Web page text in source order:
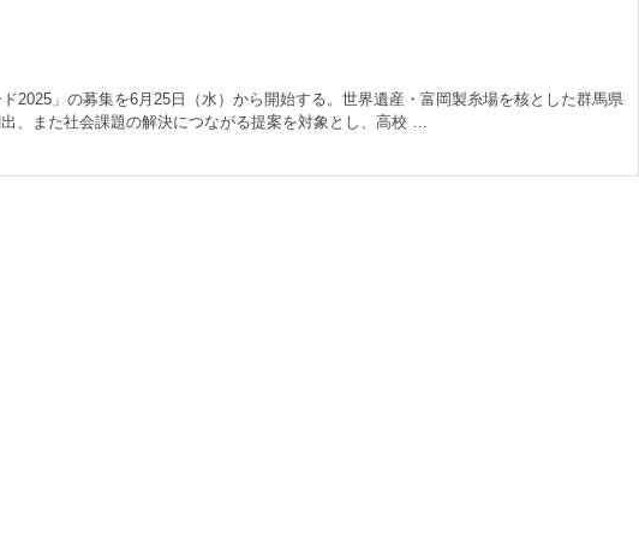
」の募集を6月25日（水）から開始する。世界遺産・富岡製糸場を核とした群馬県
、また社会課題の解決につながる提案を対象とし、高校 …